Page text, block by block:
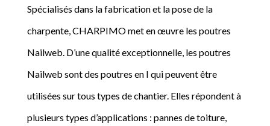
Spécialisés dans la fabrication et la pose de la
charpente, CHARPIMO met en œuvre les poutres
Nailweb. D’une qualité exceptionnelle, les poutres
Nailweb sont des poutres en I qui peuvent être
utilisées sur tous types de chantier. Elles répondent à
plusieurs types d’applications : pannes de toiture,